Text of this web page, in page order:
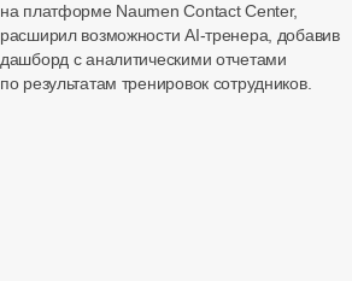
на платформе Naumen Contact Center,
расширил возможностиAI-тренера , добавив
дашборд с аналитическими отчетами
по результатам тренировок сотрудников.